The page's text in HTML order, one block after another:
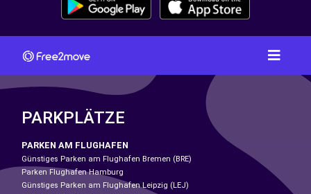
PARKPLÄTZE
PARKEN AM FLUGHAFEN
Günstiges Parken am Flughafen Bremen (BRE)
Parken Flughafen Hamburg
Günstiges Parken am Flughafen Leipzig (LEJ)